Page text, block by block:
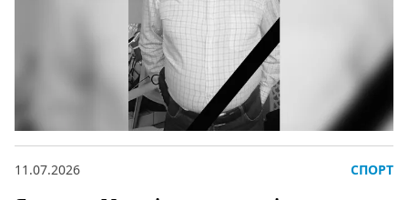
11.07.2026 СПОРТ